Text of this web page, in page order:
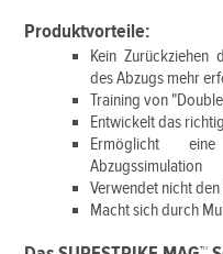
Produktvorteile:
Kein Zurückziehen
des Abzugs mehr
Training von
Entwickelt das
Ermöglicht
Abzugssimulation
Verwendet nicht
Macht sich durch